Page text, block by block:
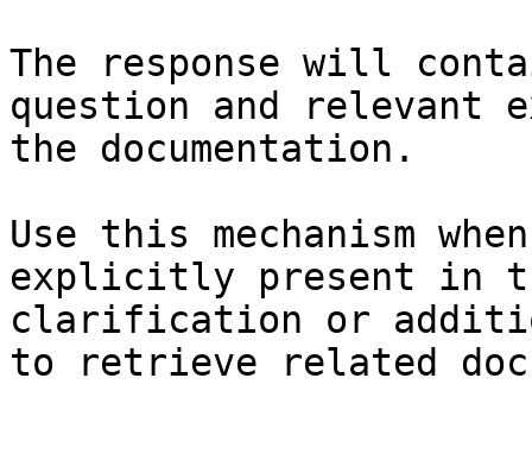
The response will
question and relevant
the documentation.
Use this mechanism
explicitly present in
clarification or